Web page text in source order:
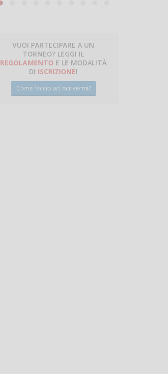
VUOI PARTECIPARE A UN
TORNEO? LEGGI IL
REGOLAMENTO E LE MODALITÀ
DI ISCRIZIONE!
Come faccio ad iscrivermi?